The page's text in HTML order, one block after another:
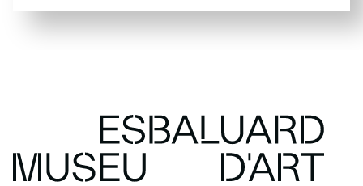
SUSCRÍBETE